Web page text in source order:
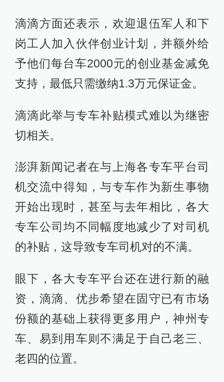
滴滴方面还表示，欢迎退伍军人和下
岗工人加入伙伴创业计划，并额外给
予他们每台车2000元的创业基金减免
支持，最低只需缴纳1.3万元保证金。
滴滴此举与专车补贴模式难以为继密
切相关。
澎湃新闻记者在与上海各专车平台司
机交流中得知，与专车作为新生事物
开始出现时，甚至与去年相比，各大
专车公司均不同幅度地减少了对司机
的补贴，这导致专车司机对的不满。
眼下，各大专车平台还在进行新的融
资，滴滴、优步希望在固守已有市场
份额的基础上获得更多用户，神州专
车、易到用车则不满足于自己老三、
老四的位置。